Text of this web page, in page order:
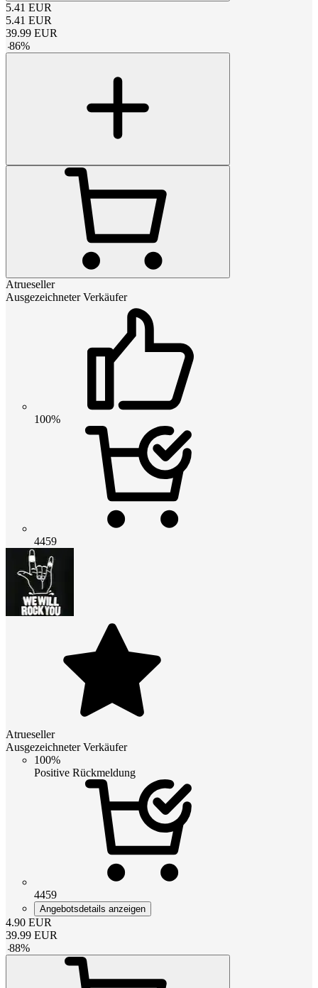
5.41 EUR
5.41 EUR
39.99 EUR
-86%
Atrueseller
Ausgezeichneter Verkäufer
100%
4459
Atrueseller
Ausgezeichneter Verkäufer
100%
Positive Rückmeldung
4459
Angebotsdetails anzeigen
4.90 EUR
39.99 EUR
-88%